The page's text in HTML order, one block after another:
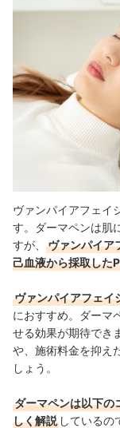
ヴァンパイアフェイ
す。ダーマペンは肌
すが、
ヴァンパイア
己血液から採取した
ヴァンパイアフェイ
におすすめ。ダーマ
せる効果が期待でき
や、施術料金を抑え
しょう。
ダーマペンは以下の
しく解説 しているの